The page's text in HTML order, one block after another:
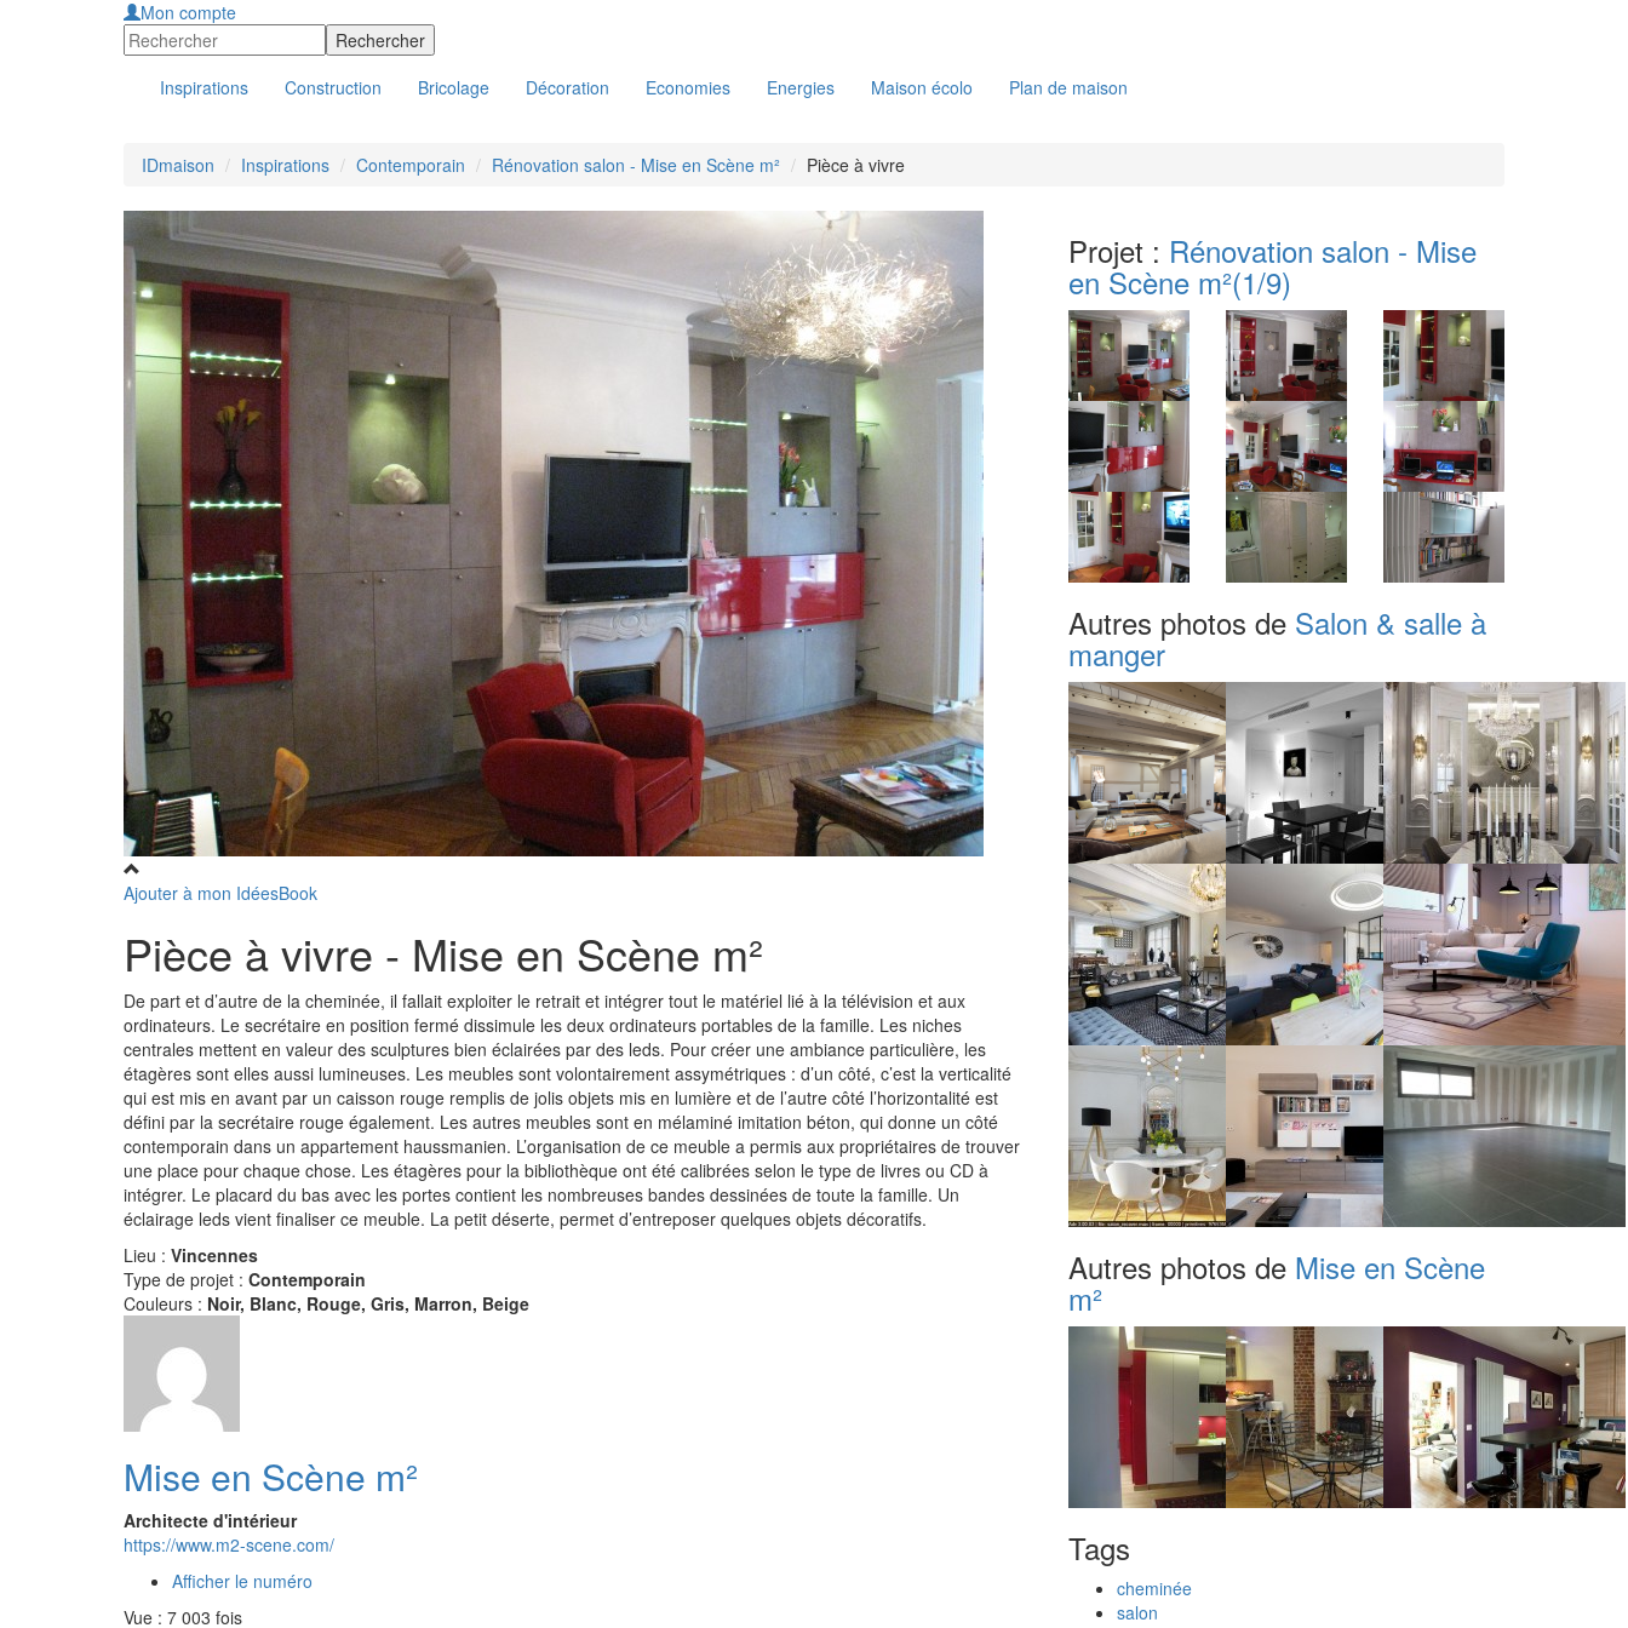
Mon compte
Inspirations Construction Bricolage Décoration Economies Energies Maison écolo Plan de maison
IDmaison Inspirations Contemporain Rénovation salon - Mise en Scène m² Pièce à vivre
Ajouter à mon IdéesBook
Pièce à vivre - Mise en Scène m²
De part et d’autre de la cheminée, il fallait exploiter le retrait et intégrer tout le matériel lié à la télévision et aux
ordinateurs. Le secrétaire en position fermé dissimule les deux ordinateurs portables de la famille. Les niches
centrales mettent en valeur des sculptures bien éclairées par des leds. Pour créer une ambiance particulière, les
étagères sont elles aussi lumineuses. Les meubles sont volontairement assymétriques : d’un côté, c’est la verticalité
qui est mis en avant par un caisson rouge remplis de jolis objets mis en lumière et de l’autre côté l’horizontalité est
défini par la secrétaire rouge également. Les autres meubles sont en mélaminé imitation béton, qui donne un côté
contemporain dans un appartement haussmanien. L’organisation de ce meuble a permis aux propriétaires de trouver
une place pour chaque chose. Les étagères pour la bibliothèque ont été calibrées selon le type de livres ou CD à
intégrer. Le placard du bas avec les portes contient les nombreuses bandes dessinées de toute la famille. Un
éclairage leds vient finaliser ce meuble. La petit déserte, permet d’entreposer quelques objets décoratifs.
Lieu : Vincennes
Type de projet : Contemporain
Couleurs : Noir, Blanc, Rouge, Gris, Marron, Beige
Mise en Scène m²
Architecte d'intérieur
https://www.m2-scene.com/
Afficher le numéro
Vue : 7 003 fois
Projet : Rénovation salon - Mise
en Scène m²(1/9)
Autres photos de Salon & salle à
manger
Autres photos de Mise en Scène
m²
Tags
cheminée
salon